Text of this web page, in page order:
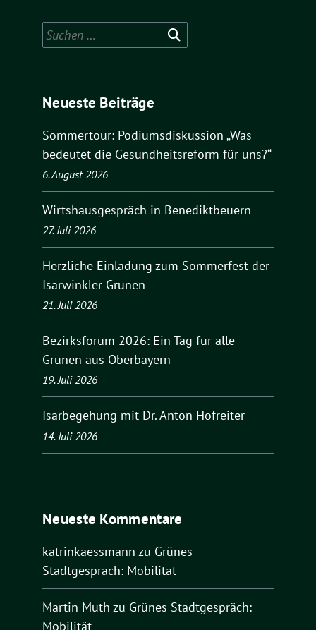
Suchen
nach:
Neueste Beiträge
Sommertour: Podiumsdiskussion „Was
bedeutet die Gesundheitsreform für uns?“
6. August 2026
Wirtshausgespräch in Benediktbeuern
27. Juli 2026
Herzliche Einladung zum Sommerfest der
Isarwinkler Grünen
21. Juli 2026
Bezirksforum 2026: Ein Tag für alle
Grünen aus Oberbayern
19. Juli 2026
Isarbegehung mit Dr. Anton Hofreiter
14. Juli 2026
Neueste Kommentare
katrinkaessmann zu Grünes
Stadtgespräch: Mobilität
Martin Muth zu Grünes Stadtgespräch:
Mobilität